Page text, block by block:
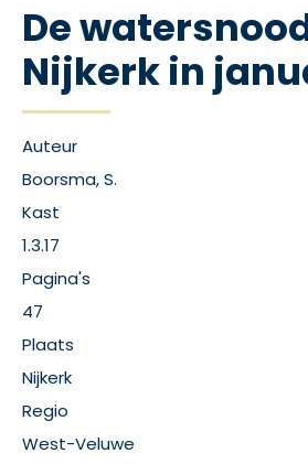
De
Nijkerk in
Auteur
Boorsma, S.
Kast
1.3.17
Pagina's
47
Plaats
Nijkerk
Regio
West-Veluwe